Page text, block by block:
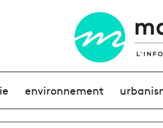
environnement